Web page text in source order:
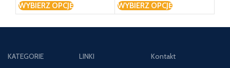
WYBIERZ OPCJĘ
WYBIERZ OPCJĘ
KATEGORIE
LINKI
Kontakt